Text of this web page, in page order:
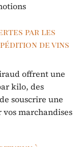
par les
de vins
offrent une
kilo, des
souscrire une
marchandises